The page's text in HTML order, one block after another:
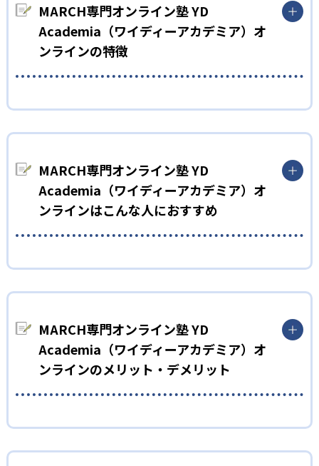
MARCH専門オンライン塾 YD
Academia（ワイディーアカデミア）オ
ンラインの特徴
合格に向けて、生徒一人ひとりの学力や志望校までの距離、生
活リズムなどを考慮してカリキュラムを作成。それをもとに週
間予定を作成し、週1回のコーチング面談を通してフィードバッ
クしながら学習を進める。
MARCH専門オンライン塾 YD
Academia（ワイディーアカデミア）オ
ンラインはこんな人におすすめ
とりの特徴に合わせてカリキュラムを設定し、コーチが伴走し
ながら受験合格を目指す。
MARCH専門オンライン塾 YD
Academia（ワイディーアカデミア）オ
ンラインのメリット・デメリット